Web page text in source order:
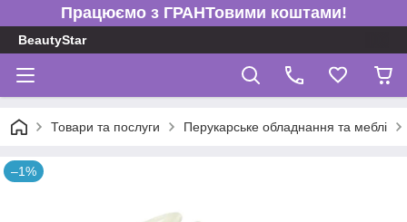
Працюємо з ГРАНТовими коштами!
BeautyStar
Товари та послуги Перукарське обладнання та меблі
–1%